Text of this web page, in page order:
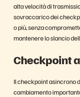
alta velocità di
sovraccarico dei
o più, senza
mantenere lo slancio
Checkpoint
Il checkpoint asincrono
cambiamento